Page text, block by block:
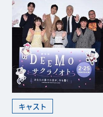
キャスト